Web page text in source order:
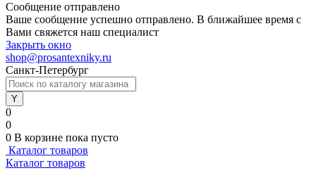
Сообщение отправлено
Ваше сообщение успешно отправлено. В ближайшее время с
Вами свяжется наш специалист
Закрыть окно
shop@prosantexniky.ru
Санкт-Петербург
0
0
0 В корзине пока пусто
Каталог товаров
Каталог товаров